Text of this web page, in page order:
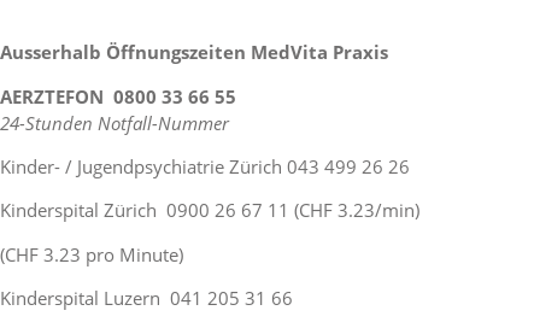
Ausserhalb Öffnungszeiten MedVita Praxis
AERZTEFON 0800 33 66 55
24-Stunden Notfall-Nummer
Kinder- / Jugendpsychiatrie Zürich 043 499 26 26
Kinderspital Zürich 0900 26 67 11 (CHF 3.23/min)
(CHF 3.23 pro Minute)
Kinderspital Luzern 041 205 31 66